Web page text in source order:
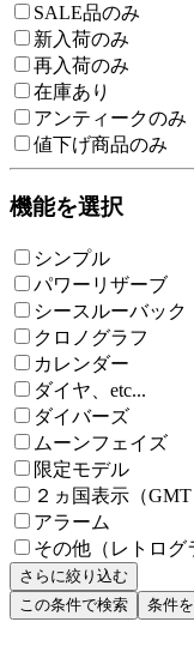
SALE品のみ
新入荷のみ
再入荷のみ
在庫あり
アンティークのみ
値下げ商品のみ
機能を選択
シンプル
パワーリザーブ
シースルーバック
クロノグラフ
カレンダー
ダイヤ、etc...
ダイバーズ
ムーンフェイズ
限定モデル
２ヵ国表示（GMT
アラーム
その他（レトログ
さらに絞り込む
この条件で検索
条件